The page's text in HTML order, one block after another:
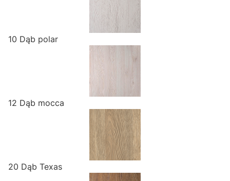
10 Dąb polar
12 Dąb mocca
20 Dąb Texas